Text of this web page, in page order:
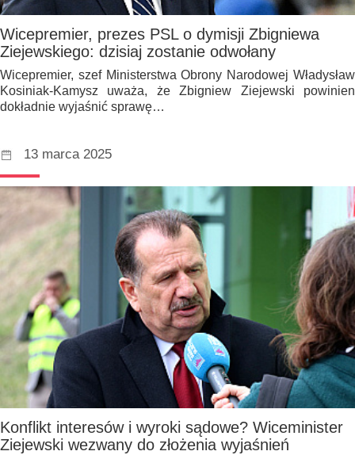
Wicepremier, prezes PSL o dymisji Zbigniewa
Ziejewskiego: dzisiaj zostanie odwołany
Wicepremier, szef Ministerstwa Obrony Narodowej Władysław
Kosiniak-Kamysz uważa, że Zbigniew Ziejewski powinien
dokładnie wyjaśnić sprawę…
13 marca 2025
Konflikt interesów i wyroki sądowe? Wiceminister
Ziejewski wezwany do złożenia wyjaśnień